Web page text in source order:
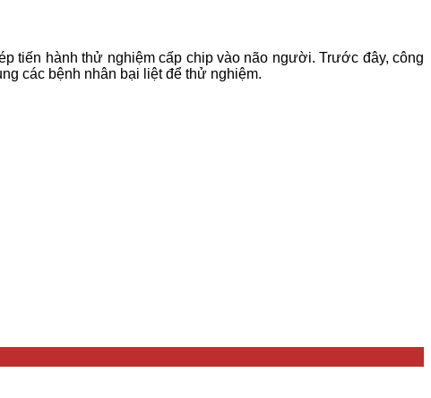
tiến hành thử nghiệm cấp chip vào não người. Trước đây, công
các bệnh nhân bại liệt để thử nghiệm.